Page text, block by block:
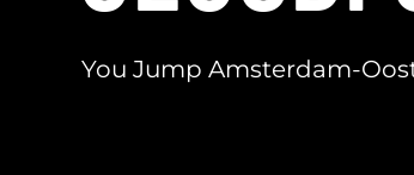
You Jump Amsterdam-